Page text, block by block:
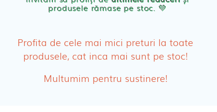
PRODUSE FEMEI
Absorbante Post-Natale
Absorbante Incontinenta Urinara
produsele rămase pe stoc. 💛
Profita de cele mai mici preturi la toate
produsele, cat inca mai sunt pe stoc!
Multumim pentru sustinere!